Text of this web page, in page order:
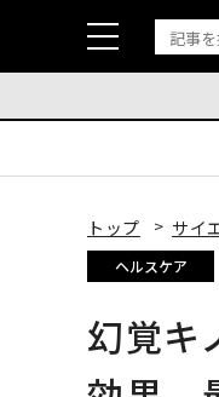
トップ サイ
ヘルスケア
幻覚キ